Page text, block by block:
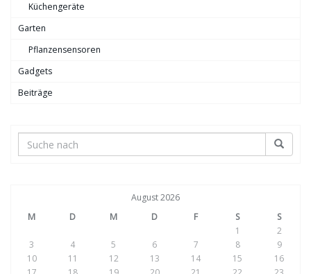
Küchengeräte
Garten
Pflanzensensoren
Gadgets
Beiträge
August 2026
M
D M D F S
S
1
2
3
4 5 6 7 8
9
10
11 12 13 14 15
16